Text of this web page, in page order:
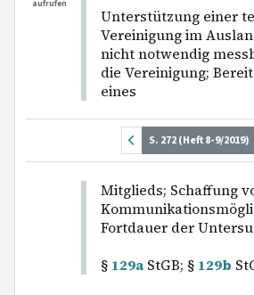
Unterstützung einer
Vereinigung im
nicht notwendig
die Vereinigung;
eines
aufrufen
S. 272 (Heft 8-9/2019)
Mitglieds; Schaffung
Fortdauer der
§ 129a StGB; § 129b